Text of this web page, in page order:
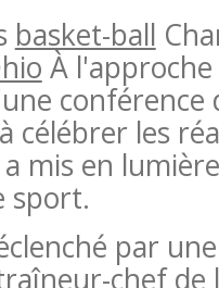
basket-ball
À
conférence
célébrer les
mis en
sport.
par
chef de